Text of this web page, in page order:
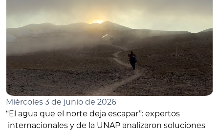
Miércoles 3 de junio de 2026
“El agua que el norte deja escapar”: expertos
internacionales y de la UNAP analizaron soluciones